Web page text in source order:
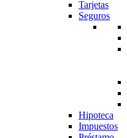
Tarjetas
Seguros
Hipoteca
Impuestos